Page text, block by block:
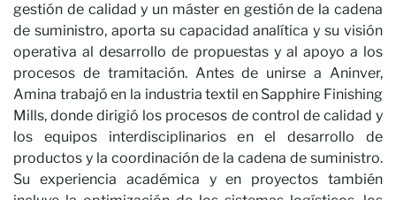
gestión de calidad y un máster en gestión de la cadena
de suministro, aporta su capacidad analítica y su visión
operativa al desarrollo de propuestas y al apoyo a los
procesos de tramitación. Antes de unirse a Aninver,
Amina trabajó en la industria textil en Sapphire Finishing
Mills, donde dirigió los procesos de control de calidad y
los equipos interdisciplinarios en el desarrollo de
productos y la coordinación de la cadena de suministro.
Su experiencia académica y en proyectos también